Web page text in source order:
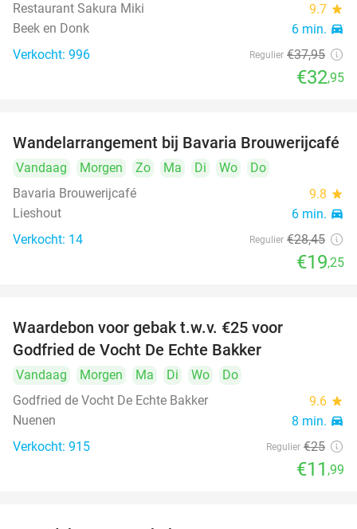
Restaurant Sakura Miki
9.7 star
Beek en Donk 6 min. directions_car
Verkocht: 996 Regulier €37,95
€32,95
32%
Wandelarrangement bij Bavaria Brouwerijcafé
Vandaag Morgen Zo Ma Di Wo
Do
Bavaria Brouwerijcafé
9.8 star
Lieshout 6 min. directions_car
Verkocht: 14 Regulier €28,45
€19,25
Waardebon voor gebak t.w.v. €25 voor
Godfried de Vocht De Echte Bakker
Vandaag Morgen Ma Di Wo
Do
Godfried de Vocht De Echte Bakker
9.6 star
Nuenen 8 min. directions_car
Verkocht: 915 Regulier €25
€11 ,99